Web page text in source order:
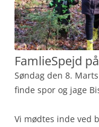
FamlieSpejd
Søndag den 8.
finde spor og jage
Vi mødtes inde ved